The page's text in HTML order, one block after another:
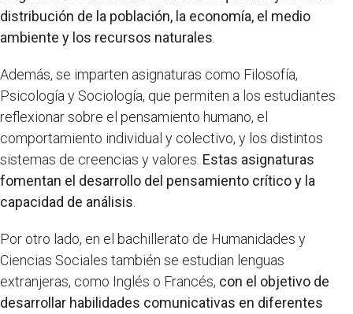
distribución de la población, la economía, el medio
ambiente y los recursos naturales
Además, se imparten asignaturas como Filosofía,
Psicología y Sociología, que permiten a los estudiantes
reflexionar sobre el pensamiento humano, el
comportamiento individual y colectivo, y los distintos
sistemas de creencias y valores. Estas asignaturas
fomentan el desarrollo del pensamiento crítico y la
capacidad de análisis
Por otro lado, en el bachillerato de Humanidades y
Ciencias Sociales también se estudian lenguas
extranjeras, como Inglés o Francés, con el objetivo de
desarrollar habilidades comunicativas en diferentes